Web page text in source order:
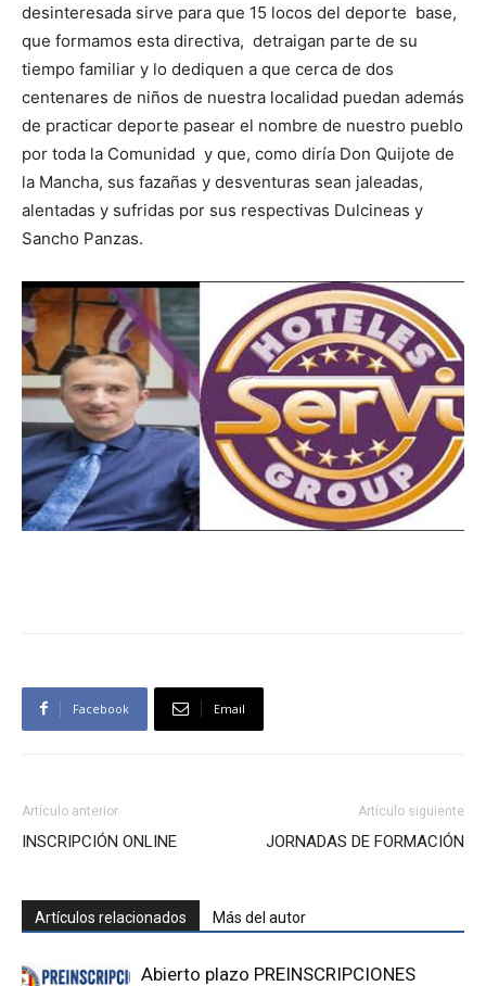
desinteresada sirve para que 15 locos del deporte base,
que formamos esta directiva, detraigan parte de su
tiempo familiar y lo dediquen a que cerca de dos
centenares de niños de nuestra localidad puedan además
de practicar deporte pasear el nombre de nuestro pueblo
por toda la Comunidad y que, como diría Don Quijote de
la Mancha, sus fazañas y desventuras sean jaleadas,
alentadas y sufridas por sus respectivas Dulcineas y
Sancho Panzas.
Facebook Email
Artículo anterior
INSCRIPCIÓN ONLINE
Artículo siguiente
JORNADAS DE FORMACIÓN
Artículos relacionados Más del autor
Abierto plazo PREINSCRIPCIONES